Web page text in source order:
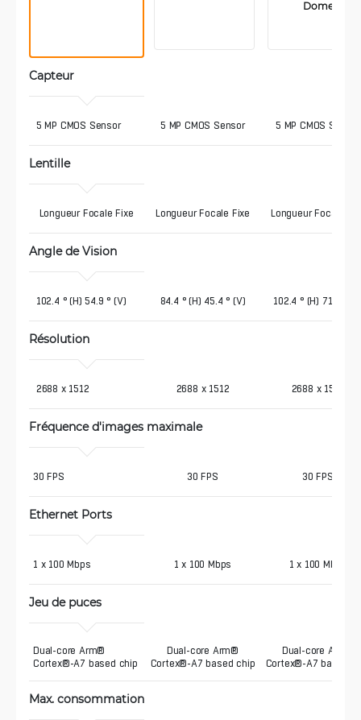
Dome
Capteur
5 MP CMOS Sensor 5 MP CMOS Sensor 5 MP CMOS Sensor
Lentille
  Longueur Focale Fixe
Longueur Focale Fixe Longueur Focale
Angle de Vision
102.4 ° (H) 54.9 ° (V) 84.4 ° (H) 45.4 ° (V) 102.4 ° (H) 71.4 °
Résolution
2688 x 1512 2688 x 1512 2688 x 1512
Fréquence d'images maximale
30 FPS 30 FPS 30 FPS
Ethernet Ports
1 x 100 Mbps 1 x 100 Mbps 1 x 100 Mbps
Jeu de puces
Dual-core Arm®
Cortex®-A7 based chip
Dual-core Arm®
Cortex®-A7 based chip
Dual-core Arm®
Cortex®-A7 based
Max. consommation